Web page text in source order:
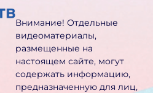
Внимание! Отдельные
видеоматериалы,
размещенные на
настоящем сайте, могут
содержать информацию,
предназначен­ную для лиц,